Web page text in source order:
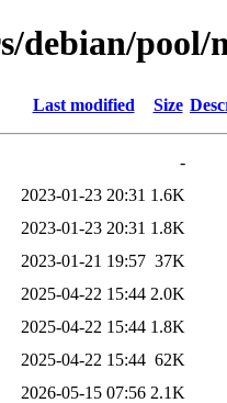
debian/pool/
Last modified Size
-
2023-01-23 20:31 1.6K
2023-01-23 20:31 1.8K
2023-01-21 19:57 37K
2025-04-22 15:44 2.0K
2025-04-22 15:44 1.8K
2025-04-22 15:44 62K
2026-05-15 07:56 2.1K